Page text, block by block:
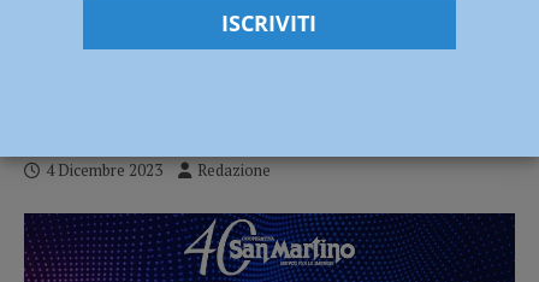
Giovani che raccontano i giovani, “Ho
4 Dicembre 2023 Redazione